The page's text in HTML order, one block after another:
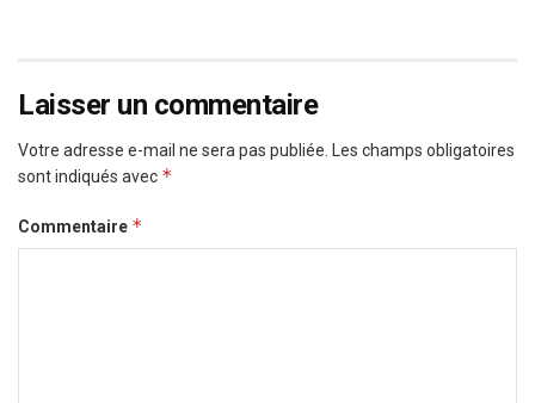
Laisser un commentaire
Votre adresse e-mail ne sera pas publiée. Les champs obligatoires
sont indiqués avec *
Commentaire *